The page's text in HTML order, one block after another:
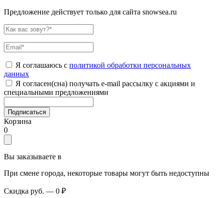
Предложение действует только для сайта snowsea.ru
Я соглашаюсь с политикой обработки персональных
данных
Я согласен(сна) получать e-mail рассылку с акциями и
специальными предложениями
Подписаться
Корзина
0
Вы заказываете в
При смене города, некоторые товары могут быть недоступны
Скидка руб. — 0 ₽